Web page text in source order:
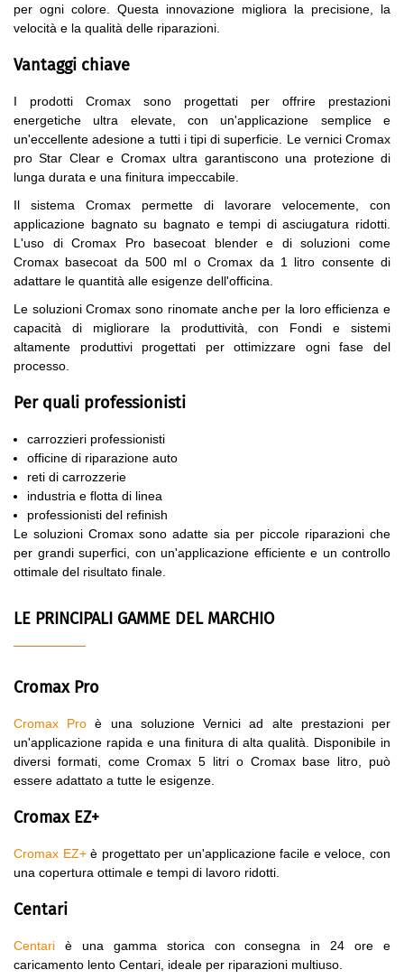
per ogni colore. Questa innovazione migliora la precisione, la
velocità e la qualità delle riparazioni.
Vantaggi chiave
I prodotti Cromax sono progettati per offrire prestazioni
energetiche ultra elevate, con un'applicazione semplice e
un'eccellente adesione a tutti i tipi di superficie. Le vernici Cromax
pro Star Clear e Cromax ultra garantiscono una protezione di
lunga durata e una finitura impeccabile.
Il sistema Cromax permette di lavorare velocemente, con
applicazione bagnato su bagnato e tempi di asciugatura ridotti.
L'uso di Cromax Pro basecoat blender e di soluzioni come
Cromax basecoat da 500 ml o Cromax da 1 litro consente di
adattare le quantità alle esigenze dell'officina.
Le soluzioni Cromax sono rinomate anche per la loro efficienza e
capacità di migliorare la produttività, con Fondi e sistemi
altamente produttivi progettati per ottimizzare ogni fase del
processo.
Per quali professionisti
carrozzieri professionisti
officine di riparazione auto
reti di carrozzerie
industria e flotta di linea
professionisti del refinish
Le soluzioni Cromax sono adatte sia per piccole riparazioni che
per grandi superfici, con un'applicazione efficiente e un controllo
ottimale del risultato finale.
LE PRINCIPALI GAMME DEL MARCHIO
Cromax Pro
Cromax Pro è una soluzione Vernici ad alte prestazioni per
un'applicazione rapida e una finitura di alta qualità. Disponibile in
diversi formati, come Cromax 5 litri o Cromax base litro, può
essere adattato a tutte le esigenze.
Cromax EZ+
Cromax EZ+è progettato per un'applicazione facile e veloce, con
una copertura ottimale e tempi di lavoro ridotti.
Centari
Centari è una gamma storica con consegna in 24 ore e
caricamento lento Centari, ideale per riparazioni multiuso.